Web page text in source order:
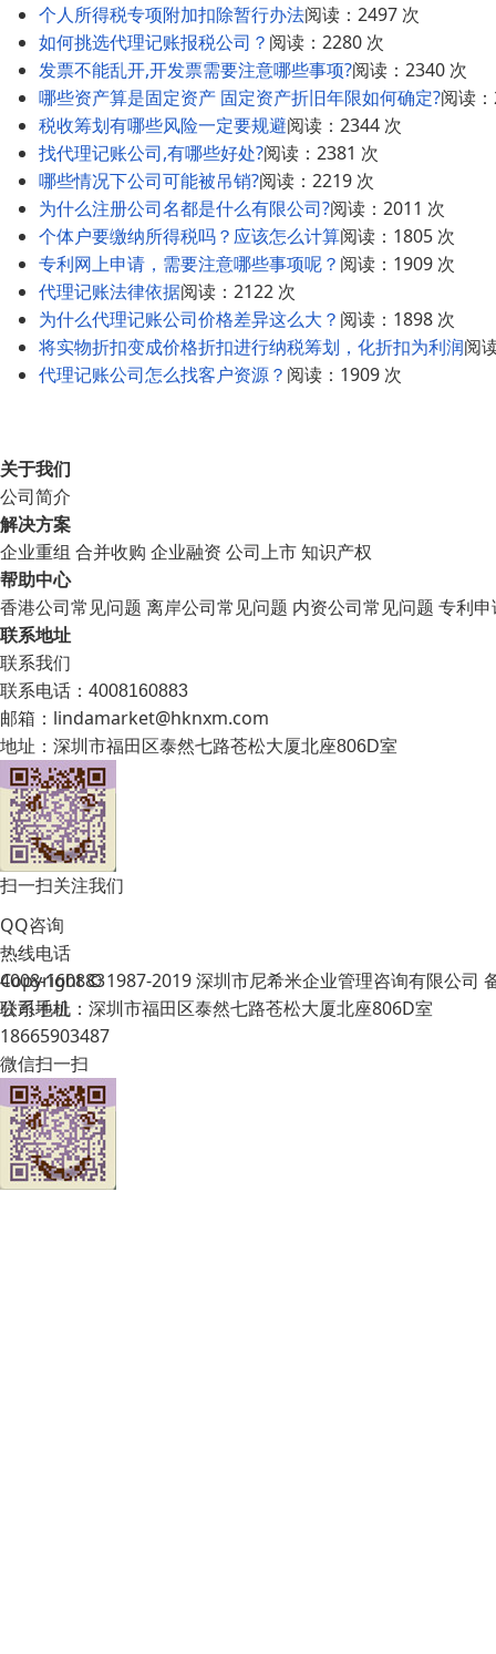
个人所得税专项附加扣除暂行办法阅读：2497 次
如何挑选代理记账报税公司？ 阅读：2280 次
发票不能乱开,开发票需要注意哪些事项?阅读：2340 次
哪些资产算是固定资产 固定资产折旧年限如何确定?阅读
税收筹划有哪些风险一定要规避阅读：2344 次
找代理记账公司,有哪些好处?阅读：2381 次
哪些情况下公司可能被吊销?阅读：2219 次
为什么注册公司名都是什么有限公司?阅读：2011 次
个体户要缴纳所得税吗？应该怎么计算阅读：1805 次
专利网上申请，需要注意哪些事项呢？ 阅读：1909 次
代理记账法律依据阅读：2122 次
为什么代理记账公司价格差异这么大？ 阅读：1898 次
将实物折扣变成价格折扣进行纳税筹划，化折扣为利润阅
代理记账公司怎么找客户资源？ 阅读：1909 次
关于我们
公司简介
解决方案
企业重组 合并收购 企业融资 公司上市知识产权
帮助中心
香港公司常见问题 离岸公司常见问题 内资公司常见问题 专利
联系地址
联系我们
联系电话：4008160883
邮箱：lindamarket@hknxm.com
地址： 深圳市福田区泰然七路苍松大厦北座806D室
扫一扫关注我们
Copyright © 1987-2019 深圳市尼希米企业管理咨询有限公司
公司地址：深圳市福田区泰然七路苍松大厦北座806D室
QQ咨询
热线电话
4008-160883
联系手机
18665903487
微信扫一扫